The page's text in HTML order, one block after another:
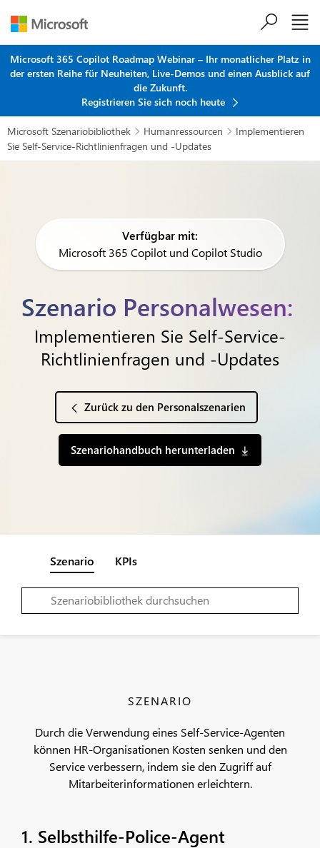
Microsoft 365 Copilot Roadmap Webinar – Ihr monatlicher Platz in
der ersten Reihe für Neuheiten, Live-Demos und einen Ausblick auf
die Zukunft.
Registrieren Sie sich noch heute
Microsoft Szenariobibliothek  Humanressourcen 
Implementieren
Sie Self-Service-Richtlinienfragen und -Updates
Verfügbar mit:
Microsoft 365 Copilot und Copilot Studio
Szenario Personalwesen:
Implementieren Sie Self-Service-
Richtlinienfragen und -Updates
Zurück zu den Personalszenarien
Szenariohandbuch herunterladen
Szenario KPIs
SZENARIO
Durch die Verwendung eines Self-Service-Agenten
können HR-Organisationen Kosten senken und den
Service verbessern, indem sie den Zugriff auf
Mitarbeiterinformationen erleichtern.
1. Selbsthilfe-Police-Agent